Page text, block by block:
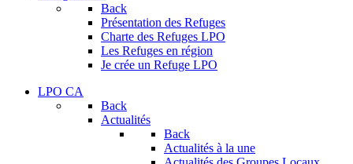
Back
Présentation des Refuges
Charte des Refuges LPO
Les Refuges en région
Je crée un Refuge LPO
LPO CA
Back
Actualités
Back
Actualités à la une